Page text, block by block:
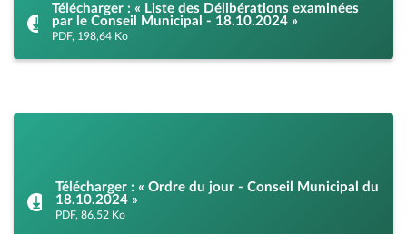
Télécharger : « Liste des Délibérations examinées
par le Conseil Municipal - 18.10.2024 »
PDF, 198,64 Ko
Télécharger : « Ordre du jour - Conseil Municipal du
18.10.2024 »
PDF, 86,52 Ko